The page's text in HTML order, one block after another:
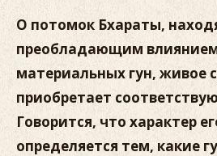
О потомок Бхараты,
преобладающим
материальных гун, живое
приобретает
Говорится, что характер
определяется тем, какие